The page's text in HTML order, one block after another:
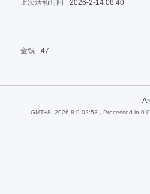
上次活动时间
2026-2-14 08:40
金钱
47
GMT+8, 2026-8-9 02:53 , Processed in